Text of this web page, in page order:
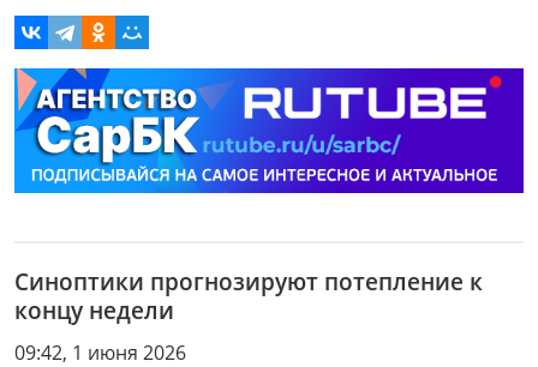
Синоптики прогнозируют потепление к
концу недели
09:42, 1 июня 2026